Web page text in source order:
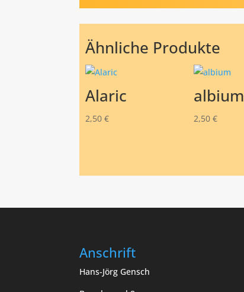
Ähnliche Produkte
Alaric
2,50€
albium
2,50 €
Anschrift
Hans-Jörg Gensch